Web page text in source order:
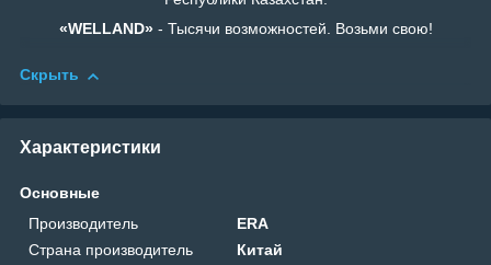
«WELLAND»- Тысячи возможностей. Возьми свою!
Скрыть
Характеристики
Основные
Производитель
ERA
Страна производитель
Китай